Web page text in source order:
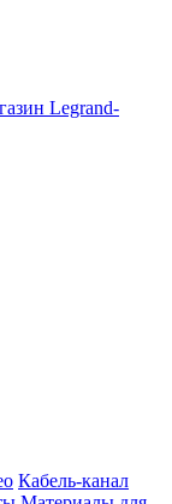
Legrand-
Кабель-канал